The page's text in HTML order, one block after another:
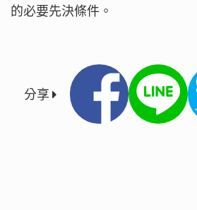
的必要先決條件。
分享